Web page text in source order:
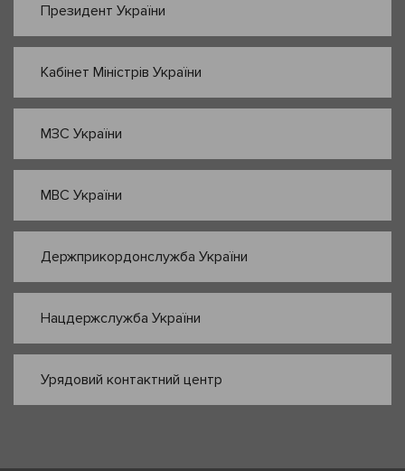
Президент України
Кабінет Міністрів України
МЗС України
МВС України
Держприкордонслужба України
Нацдержслужба України
Урядовий контактний центр